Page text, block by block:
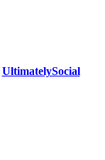
UltimatelySocial